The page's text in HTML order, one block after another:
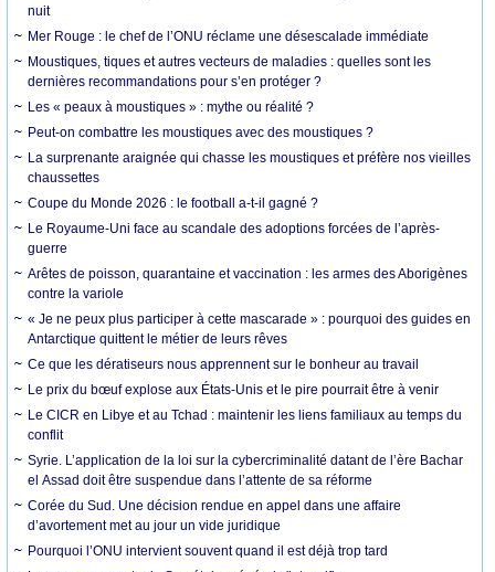
nuit
Mer Rouge : le chef de l’ONU réclame une désescalade immédiate
Moustiques, tiques et autres vecteurs de maladies : quelles sont les
dernières recommandations pour s’en protéger ?
Les « peaux à moustiques » : mythe ou réalité ?
Peut-on combattre les moustiques avec des moustiques ?
La surprenante araignée qui chasse les moustiques et préfère nos vieilles
chaussettes
Coupe du Monde 2026 : le football a-t-il gagné ?
Le Royaume-Uni face au scandale des adoptions forcées de l’après-
guerre
Arêtes de poisson, quarantaine et vaccination : les armes des Aborigènes
contre la variole
« Je ne peux plus participer à cette mascarade » : pourquoi des guides en
Antarctique quittent le métier de leurs rêves
Ce que les dératiseurs nous apprennent sur le bonheur au travail
Le prix du bœuf explose aux États-Unis et le pire pourrait être à venir
Le CICR en Libye et au Tchad : maintenir les liens familiaux au temps du
conflit
Syrie. L’application de la loi sur la cybercriminalité datant de l’ère Bachar
el Assad doit être suspendue dans l’attente de sa réforme
Corée du Sud. Une décision rendue en appel dans une affaire
d’avortement met au jour un vide juridique
Pourquoi l’ONU intervient souvent quand il est déjà trop tard